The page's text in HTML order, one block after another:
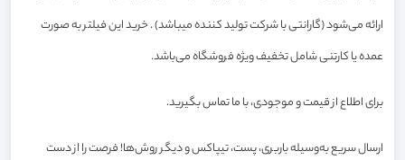
ارائه می‌شود (گارانتی با شرکت تولید کننده میباشد) . خرید این فیلتر به صورت
عمده یا کارتنی شامل تخفیف ویژه فروشگاه می‌باشد.
برای اطلاع از قیمت و موجودی، با ما تماس بگیرید.
ارسال سریع به‌وسیله باربری، پست، تیپاکس و دیگر روش‌ها! فرصت را از دست